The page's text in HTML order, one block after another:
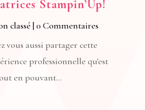
Stampin’Up!
classé | 0 Commentaires
vous aussi partager cette
professionnelle qu'est
en pouvant...